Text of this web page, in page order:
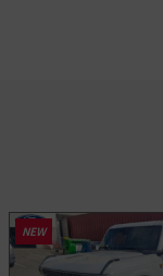
NEW